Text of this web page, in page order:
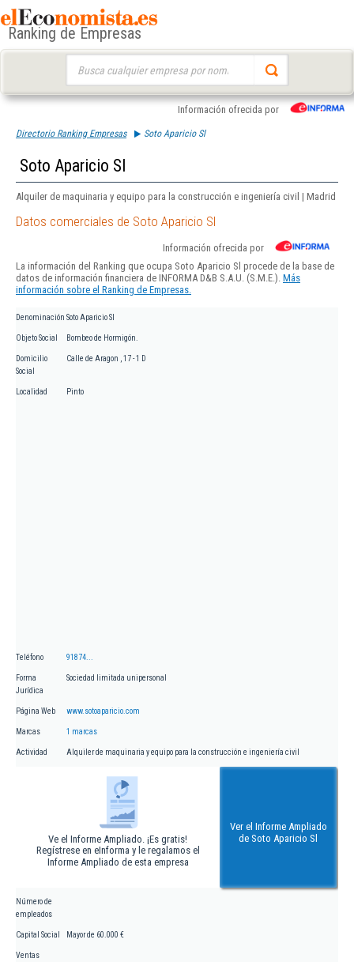
Ranking de Empresas
Información ofrecida por
Directorio Ranking Empresas Soto Aparicio Sl
Soto Aparicio Sl
Alquiler de maquinaria y equipo para la construcción e ingeniería civil | Madrid
Datos comerciales de Soto Aparicio Sl
Información ofrecida por
La información del Ranking que ocupa Soto Aparicio Sl procede de la base de
datos de información financiera de INFORMA D&B S.A.U. (S.M.E.). Más
información sobre el Ranking de Empresas.
Denominación Soto Aparicio Sl
Objeto Social Bombeo de Hormigón.
Domicilio
Social
Calle de Aragon , 17 - 1 D
Localidad Pinto
Teléfono 91874...
Forma
Jurídica
Sociedad limitada unipersonal
Página Web www.sotoaparicio.com
Marcas 1 marcas
Actividad Alquiler de maquinaria y equipo para la construcción e ingeniería civil
Ve el Informe Ampliado. ¡Es gratis!
Regístrese en eInforma y le regalamos el
Informe Ampliado de esta empresa
Ver el Informe Ampliado
de Soto Aparicio Sl
Número de
empleados
Capital Social Mayor de 60.000 €
Ventas